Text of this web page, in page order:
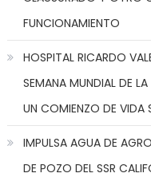
FUNCIONAMIENTO
HOSPITAL RICARDO
SEMANA MUNDIAL DE
UN COMIENZO DE VIDA
IMPULSA AGUA DE
DE POZO DEL SSR